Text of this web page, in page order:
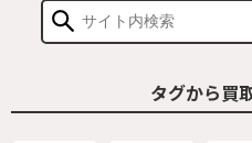
タグから買